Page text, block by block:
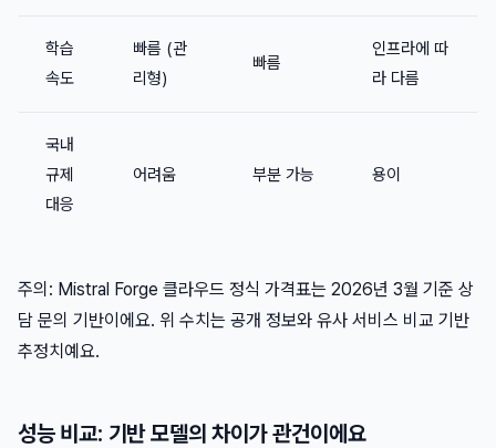
학습
속도
빠름 (관
리형)
빠름
인프라에 따
라 다름
국내
규제
대응
어려움 부분 가능 용이
주의: Mistral Forge 클라우드 정식 가격표는 2026년 3월 기준 상
담 문의 기반이에요. 위 수치는 공개 정보와 유사 서비스 비교 기반
추정치예요.
성능 비교: 기반 모델의 차이가 관건이에요